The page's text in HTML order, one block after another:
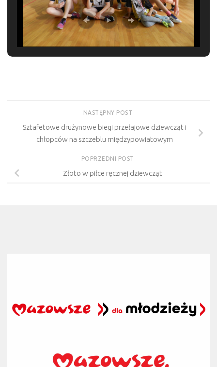
NASTĘPNY POST
Sztafetowe drużynowe biegi przełajowe dziewcząt i
chłopców na szczeblu międzypowiatowym
POPRZEDNI POST
Złoto w piłce ręcznej dziewcząt